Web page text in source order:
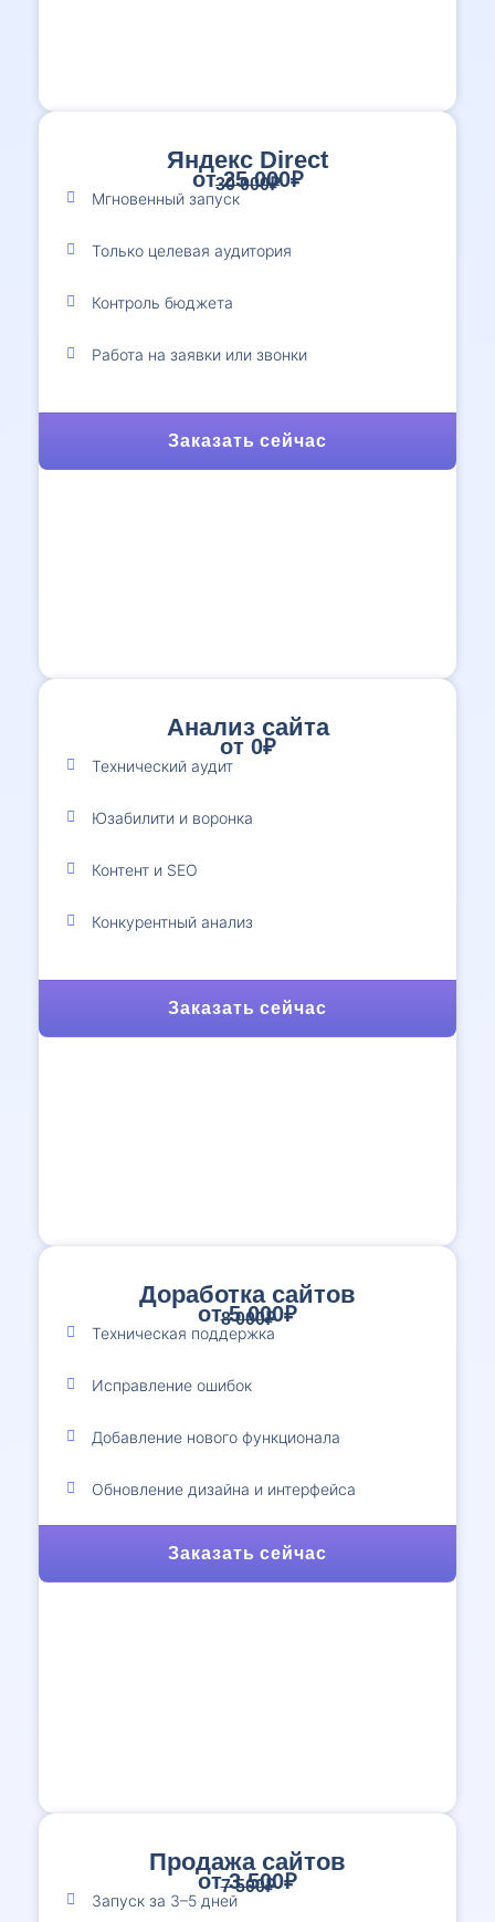
Яндекс Direct
от 25 000₽
30 000₽
Мгновенный запуск
Только целевая аудитория
Контроль бюджета
Работа на заявки или звонки
Заказать сейчас
Анализ сайта
от 0₽
1
Технический аудит
Юзабилити и воронка
Контент и SEO
Конкурентный анализ
Заказать сейчас
Доработка сайтов
от 5 000₽
8 000₽
Техническая поддержка
Исправление ошибок
Добавление нового функционала
Обновление дизайна и интерфейса
Заказать сейчас
Продажа сайтов
от 3 500₽
7 500₽
Запуск за 3–5 дней